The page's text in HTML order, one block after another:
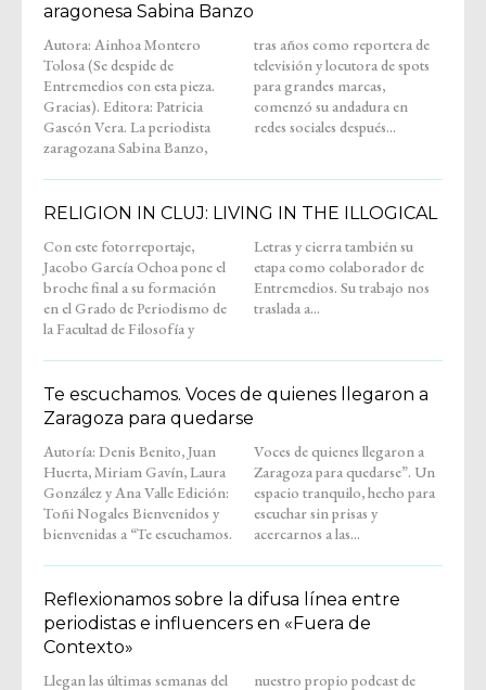
aragonesa Sabina Banzo
Autora: Ainhoa Montero
Tolosa (Se despide de
Entremedios con esta pieza.
Gracias). Editora: Patricia
Gascón Vera. La periodista
zaragozana Sabina Banzo,
tras años como reportera de
televisión y locutora de spots
para grandes marcas,
comenzó su andadura en
redes sociales después...
RELIGION IN CLUJ: LIVING IN THE ILLOGICAL
Con este fotorreportaje,
Jacobo García Ochoa pone el
broche final a su formación
en el Grado de Periodismo de
la Facultad de Filosofía y
Letras y cierra también su
etapa como colaborador de
Entremedios. Su trabajo nos
traslada a...
Te escuchamos. Voces de quienes llegaron a
Zaragoza para quedarse
Autoría: Denis Benito, Juan
Huerta, Miriam Gavín, Laura
González y Ana Valle Edición:
Toñi Nogales Bienvenidos y
bienvenidas a “Te escuchamos.
Voces de quienes llegaron a
Zaragoza para quedarse”. Un
espacio tranquilo, hecho para
escuchar sin prisas y
acercarnos a las...
Reflexionamos sobre la difusa línea entre
periodistas e influencers en «Fuera de
Contexto»
Llegan las últimas semanas del
nuestro propio podcast de